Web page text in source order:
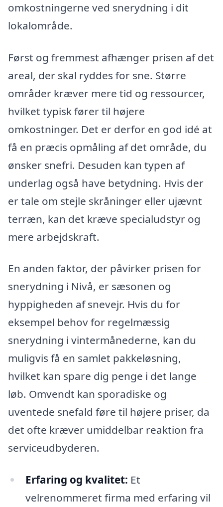
omkostningerne ved snerydning i dit
lokalområde.
Først og fremmest afhænger prisen af det
areal, der skal ryddes for sne. Større
områder kræver mere tid og ressourcer,
hvilket typisk fører til højere
omkostninger. Det er derfor en god idé at
få en præcis opmåling af det område, du
ønsker snefri. Desuden kan typen af
underlag også have betydning. Hvis der
er tale om stejle skråninger eller ujævnt
terræn, kan det kræve specialudstyr og
mere arbejdskraft.
En anden faktor, der påvirker prisen for
snerydning i Nivå, er sæsonen og
hyppigheden af snevejr. Hvis du for
eksempel behov for regelmæssig
snerydning i vintermånederne, kan du
muligvis få en samlet pakkeløsning,
hvilket kan spare dig penge i det lange
løb. Omvendt kan sporadiske og
uventede snefald føre til højere priser, da
det ofte kræver umiddelbar reaktion fra
serviceudbyderen.
Erfaring og kvalitet: Et
velrenommeret firma med erfaring vil